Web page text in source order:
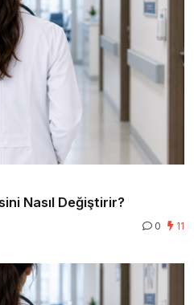
Nasıl Değiştirir?
0 11